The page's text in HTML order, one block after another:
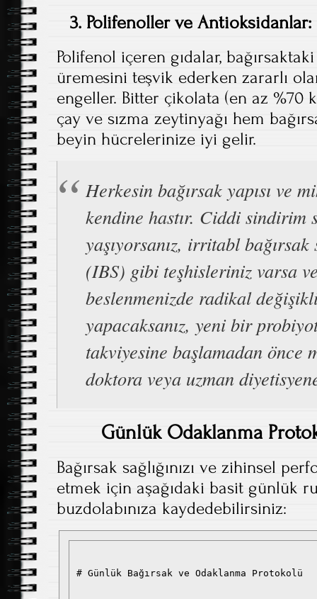
3. Polifenoller ve
Polifenol içeren gıdalar,
üremesini teşvik ederken zararlı
engeller. Bitter çikolata (en az %70
çay ve sızma zeytinyağı hem
beyin hücrelerinize iyi gelir.
Herkesin bağırsak yapısı ve
kendine hastır. Ciddi sindirim
yaşıyorsanız, irritabl bağırsak
(IBS) gibi teşhisleriniz varsa
beslenmenizde radikal
yapacaksanız, yeni bir
takviyesine başlamadan önce
doktora veya uzman
Günlük Odaklanma
Bağırsak sağlığınızı ve zihinsel
etmek için aşağıdaki basit günlük
buzdolabınıza kaydedebilirsiniz:
# Günlük Bağırsak ve Odaklanma Protokolü